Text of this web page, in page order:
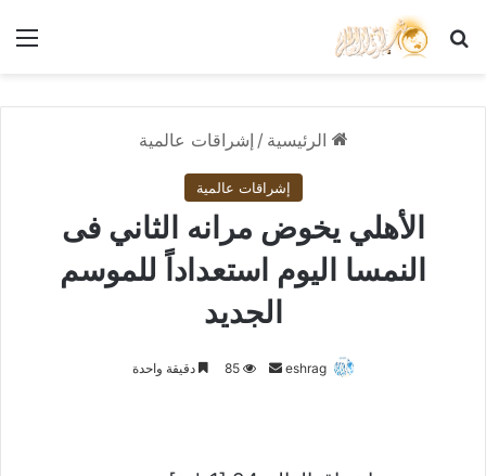
بحث عن
الرئيسية / إشراقات عالمية
إشراقات عالمية
الأهلي يخوض مرانه الثاني فى
النمسا اليوم استعداداً للموسم
الجديد
eshrag
أرسل85 دقيقة واحدة